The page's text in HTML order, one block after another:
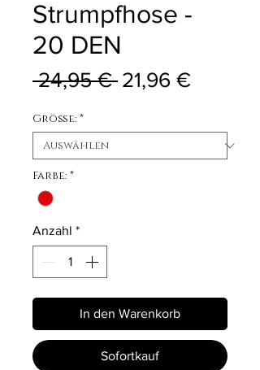
Strumpfhose -
20 DEN
24,95 € Standardpreis
21,96 €Sale-
Größe: *
Farbe: *
Anzahl *
In den Warenkorb
Sofortkauf